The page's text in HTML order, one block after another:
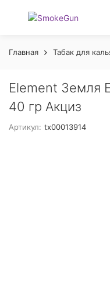
Главная Табак для
Element Земля
40 гр Акциз
Артикул: tx00013914